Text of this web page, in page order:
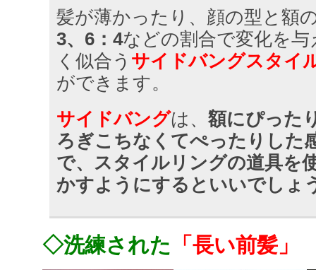
髪が薄かったり、顔の型と額
3、6：4などの割合で変化を
く似合う サイドバングスタイ
ができます。
サイドバングは、 額にぴった
ろぎこちなくてぺったりした
で、スタイルリングの道具を
かすようにするといいでしょ
◇洗練された 「長い前髪」